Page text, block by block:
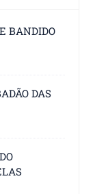
BANDIDO
DAS